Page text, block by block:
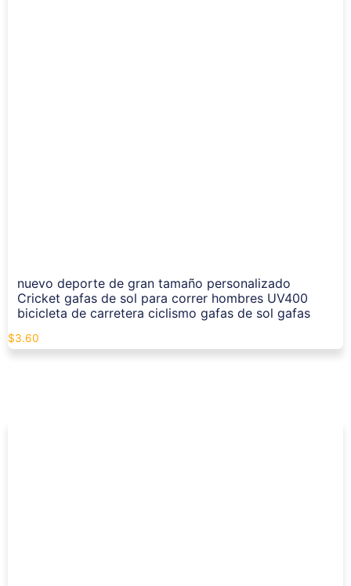
nuevo deporte de gran tamaño personalizado
Cricket gafas de sol para correr hombres UV400
bicicleta de carretera ciclismo gafas de sol gafas
$3.60